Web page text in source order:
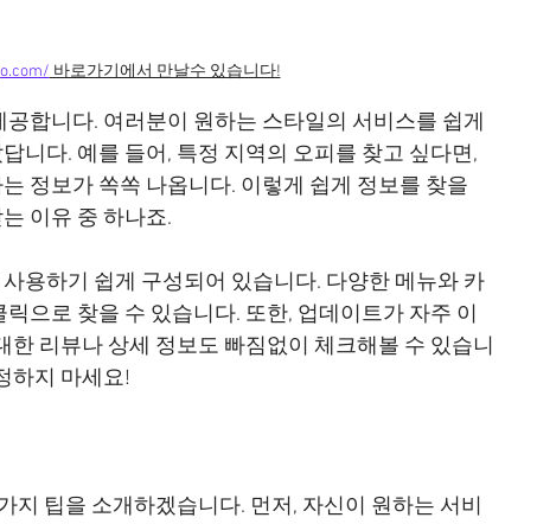
바로가기에서 만날수 있습니다!
합니다. 여러분이 원하는 스타일의 서비스를 쉽게
니다. 예를 들어, 특정 지역의 오피를 찾고 싶다면,
정보가 쏙쏙 나옵니다. 이렇게 쉽게 정보를 찾을
용하기 쉽게 구성되어 있습니다. 다양한 메뉴와 카
으로 찾을 수 있습니다. 또한, 업데이트가 자주 이
리뷰나 상세 정보도 빠짐없이 체크해볼 수 있습니
지 팁을 소개하겠습니다. 먼저, 자신이 원하는 서비